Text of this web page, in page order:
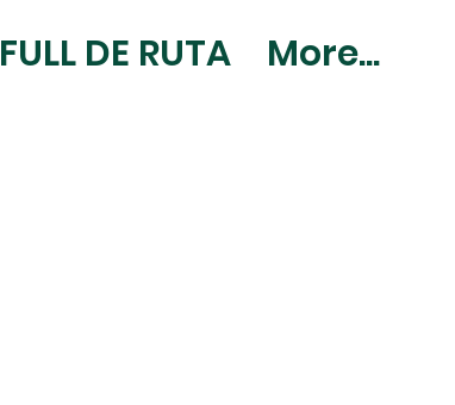
FULL DE RUTA More...